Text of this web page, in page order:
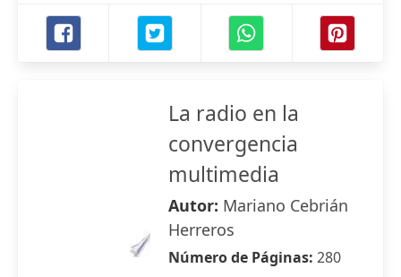
La radio en la
convergencia
multimedia
Autor: Mariano Cebrián
Herreros
Número de Páginas: 280